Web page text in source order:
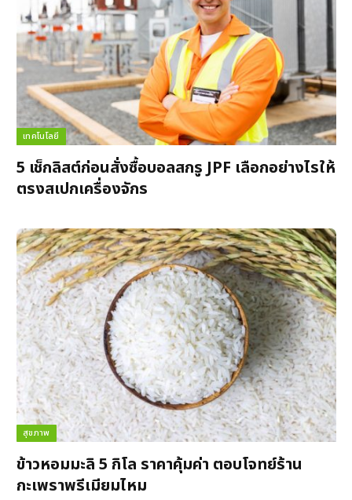
เทคโนโลยี
5 เช็กลิสต์ก่อนสั่งซื้อบอลสกรู JPF เลือกอย่างไรให้
ตรงสเปกเครื่องจักร
สุขภาพ
ข้าวหอมมะลิ 5 กิโล ราคาคุ้มค่า ตอบโจทย์ร้าน
กะเพราพรีเมียมไหม